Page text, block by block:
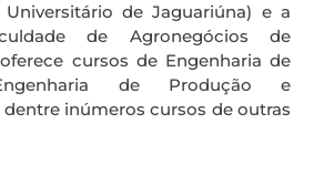
Universitário de Jaguariúna) e a
de Agronegócios de
cursos de Engenharia de
de Produção e
dentre inúmeros cursos de outras